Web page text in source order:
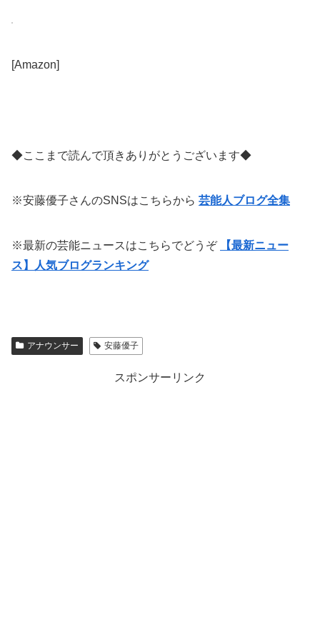
[Amazon]
◆ここまで読んで頂きありがとうございます◆
※安藤優子さんのSNSはこちらから 芸能人ブログ全集
※最新の芸能ニュースはこちらでどうぞ
【最新ニュー
ス】人気ブログランキング
アナウンサー 安藤優子
スポンサーリンク